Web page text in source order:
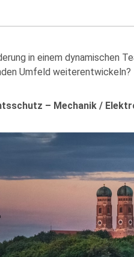
in einem dynamischen
Umfeld
– Mechanik /